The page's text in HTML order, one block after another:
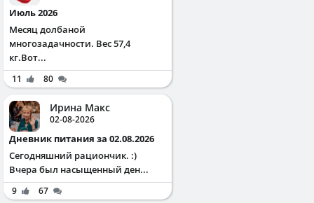
Июль 2026
Месяц долбаной
многозадачности. Вес 57,4
кг.Вот...
11 80
Ирина Макс
02-08-2026
Дневник питания за 02.08.2026
Сегодняшний рациончик. :)
Вчера был насыщенный ден...
9
67